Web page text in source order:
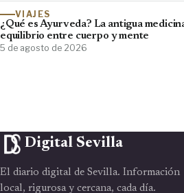
VIAJES
¿Qué es Ayurveda? La antigua
equilibrio entre cuerpo y mente
5 de agosto de 2026
Digital Sevilla
El diario digital de Sevilla. Información
local, rigurosa y cercana, cada día.